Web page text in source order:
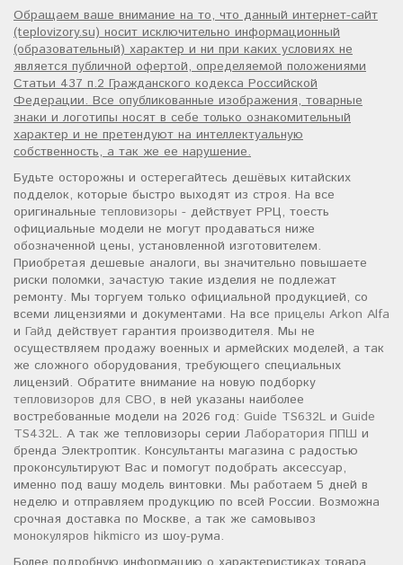
Обращаем ваше внимание на то, что данный интернет-сайт
(teplovizory.su) носит исключительно информационный
(образовательный) характер и ни при каких условиях не
является публичной офертой, определяемой положениями
Статьи 437 п.2 Гражданского кодекса Российской
Федерации. Все опубликованные изображения, товарные
знаки и логотипы носят в себе только ознакомительный
характер и не претендуют на интеллектуальную
собственность, а так же ее нарушение.
Будьте осторожны и остерегайтесь дешёвых китайских
подделок, которые быстро выходят из строя. На все
оригинальные тепловизоры - действует РРЦ, тоесть
официальные модели не могут продаваться ниже
обозначенной цены, установленной изготовителем.
Приобретая дешевые аналоги, вы значительно повышаете
риски поломки, зачастую такие изделия не подлежат
ремонту. Мы торгуем только официальной продукцией, со
всеми лицензиями и документами. На все прицелы Arkon Alfa
и Гайд действует гарантия производителя. Мы не
осуществляем продажу военных и армейских моделей, а так
же сложного оборудования, требующего специальных
лицензий. Обратите внимание на новую подборку
тепловизоров для СВО, в ней указаны наиболее
востребованные модели на 2026 год: Guide TS632L и Guide
TS432L. А так же тепловизоры серии Лаборатория ППШ и
бренда Электроптик. Консультанты магазина с радостью
проконсультируют Вас и помогут подобрать аксессуар,
именно под вашу модель винтовки. Мы работаем 5 дней в
неделю и отправляем продукцию по всей России. Возможна
срочная доставка по Москве, а так же самовывоз
монокуляров hikmicro из шоу-рума.